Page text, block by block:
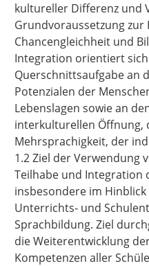
kultureller Differenz und
Grundvoraussetzung zur
Chancengleichheit und
Integration orientiert
Querschnittsaufgabe an
Potenzialen der
Lebenslagen sowie an
interkulturellen
Mehrsprachigkeit, der
1.2 Ziel der Verwendung
Teilhabe und Integration
insbesondere im
Unterrichts- und
Sprachbildung. Ziel
die Weiterentwicklung
Kompetenzen aller